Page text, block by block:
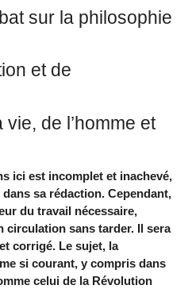
sur la philosophie
et de
de l’homme et
ici est incomplet et inachevé,
sa rédaction. Cependant,
du travail nécessaire,
circulation sans tarder. Il sera
corrigé. Le sujet, la
si courant, y compris dans
celui de la Révolution